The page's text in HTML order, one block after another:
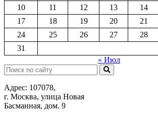
10
11 12 13 14
17
18 19 20 21
24
25 26 27 28
31
« Июл
Поиск:
Адрес: 107078,
г. Москва, улица Новая
Басманная, дом. 9